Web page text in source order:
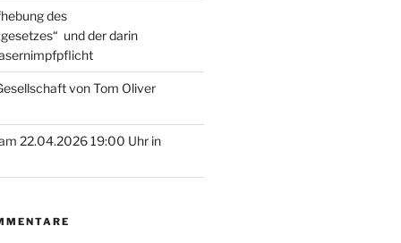
des
und der darin
von Tom Oliver
22.04.2026 19:00 Uhr in